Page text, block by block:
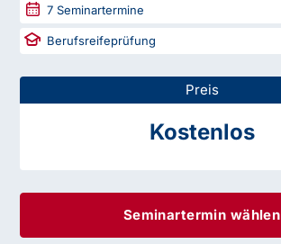
7 Seminartermine
Berufsreifeprüfung
Preis
Kostenlos
Seminartermin wählen